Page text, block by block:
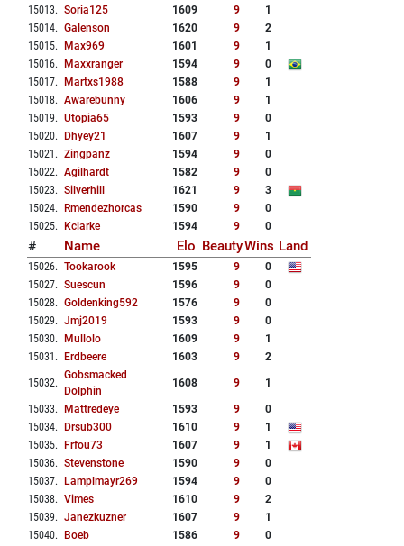
15013. Soria125 1609 9
1
15014. Galenson 1620 9
2
15015. Max969 1601 9
1
15016. Maxxranger 1594 9
0
15017. Martxs1988 1588 9
1
15018. Awarebunny 1606 9
1
15019. Utopia65 1593 9
0
15020. Dhyey21 1607 9
1
15021 . Zingpanz 1594 9
0
15022. Agilhardt 1582 9
0
15023. Silverhill 1621 9
3
15024. Rmendezhorcas 1590 9
0
15025. Kclarke 1594 9 0
# Name Elo BeautyWins Land
15026. Tookarook 1595 9
0
15027. Suescun 1596 9
0
15028. Goldenking592 1576 9
0
15029. Jmj2019 1593 9
0
15030. Mullolo 1609 9
1
15031 . Erdbeere 1603 9 2
15032.
Gobsmacked
Dolphin
1608 9 1
15033. Mattredeye 1593 9
0
15034. Drsub300 1610 9
1
15035. Frfou73 1607 9
1
15036. Stevenstone 1590 9
0
15037. Lamplmayr269 1594 9
0
15038. Vimes 1610 9
2
15039. Janezkuzner 1607 9
1
15040. Boeb 1586 9
0